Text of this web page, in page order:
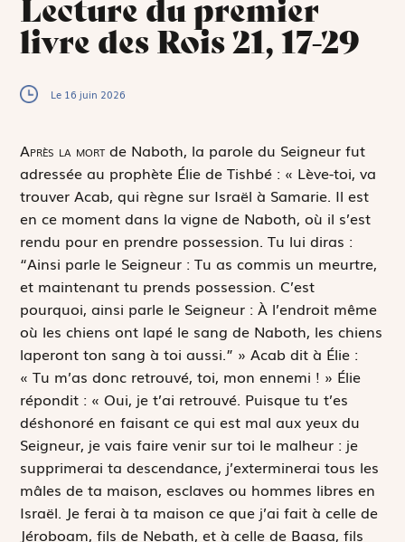
Lecture du premier
livre des Rois 21, 17-29
Le 16 juin 2026
Après la mort de Naboth, la parole du Seigneur fut
adressée au prophète Élie de Tishbé : « Lève-toi, va
trouver Acab, qui règne sur Israël à Samarie. Il est
en ce moment dans la vigne de Naboth, où il s’est
rendu pour en prendre possession. Tu lui diras :
“Ainsi parle le Seigneur : Tu as commis un meurtre,
et maintenant tu prends possession. C’est
pourquoi, ainsi parle le Seigneur : À l’endroit même
où les chiens ont lapé le sang de Naboth, les chiens
laperont ton sang à toi aussi.” » Acab dit à Élie :
« Tu m’as donc retrouvé, toi, mon ennemi ! » Élie
répondit : « Oui, je t’ai retrouvé. Puisque tu t’es
déshonoré en faisant ce qui est mal aux yeux du
Seigneur, je vais faire venir sur toi le malheur : je
supprimerai ta descendance, j’exterminerai tous les
mâles de ta maison, esclaves ou hommes libres en
Israël. Je ferai à ta maison ce que j’ai fait à celle de
Jéroboam, fils de Nebath, et à celle de Baasa, fils